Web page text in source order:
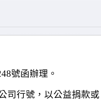
號函辦理。
司行號，以公益捐款或